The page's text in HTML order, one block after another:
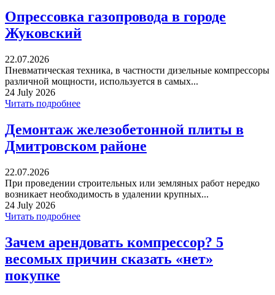
Опрессовка газопровода в городе
Жуковский
22.07.2026
Пневматическая техника, в частности дизельные компрессоры
различной мощности, используется в самых...
24 July 2026
Читать подробнее
Демонтаж железобетонной плиты в
Дмитровском районе
22.07.2026
При проведении строительных или земляных работ нередко
возникает необходимость в удалении крупных...
24 July 2026
Читать подробнее
Зачем арендовать компрессор? 5
весомых причин сказать «нет»
покупке